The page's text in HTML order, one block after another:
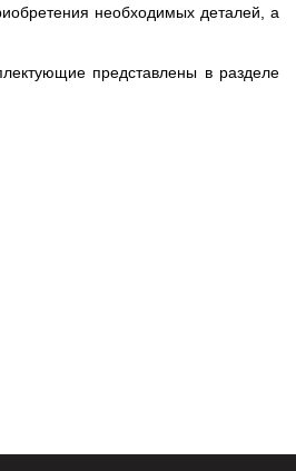
необходимых деталей, а
представлены в разделе